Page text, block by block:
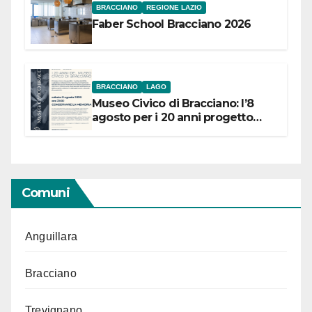
BRACCIANO REGIONE LAZIO
Faber School Bracciano 2026
BRACCIANO LAGO
Museo Civico di Bracciano: l’8
agosto per i 20 anni progetto
Comuni
Anguillara
Bracciano